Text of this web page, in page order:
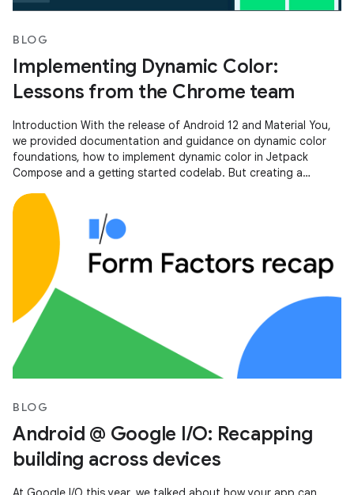
BLOG
Implementing Dynamic Color:
Lessons from the Chrome team
Introduction With the release of Android 12 and Material You,
we provided documentation and guidance on dynamic color
foundations, how to implement dynamic color in Jetpack
Compose and a getting started codelab. But creating a
BLOG
Android @ Google I/O: Recapping
building across devices